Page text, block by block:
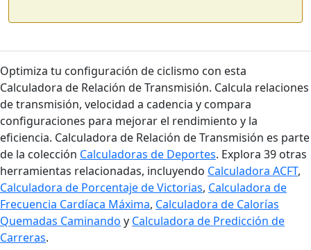
Optimiza tu configuración de ciclismo con esta
Calculadora de Relación de Transmisión. Calcula relaciones
de transmisión, velocidad a cadencia y compara
configuraciones para mejorar el rendimiento y la
eficiencia. Calculadora de Relación de Transmisión es parte
de la colección Calculadoras de Deportes. Explora 39 otras
herramientas relacionadas, incluyendo Calculadora ACFT,
Calculadora de Porcentaje de Victorias, Calculadora de
Frecuencia Cardíaca Máxima, Calculadora de Calorías
Quemadas Caminando y Calculadora de Predicción de
Carreras.